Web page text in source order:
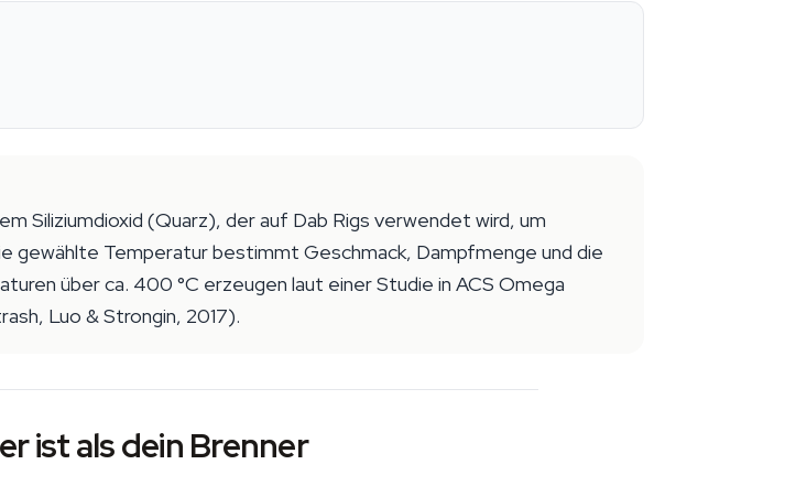
Siliziumdioxid (Quarz), der auf Dab Rigs verwendet wird, um
gewählte Temperatur bestimmt Geschmack, Dampfmenge und die
über ca. 400 °C erzeugen laut einer Studie in ACS Omega
Luo & Strongin, 2017).
ist als dein Brenner